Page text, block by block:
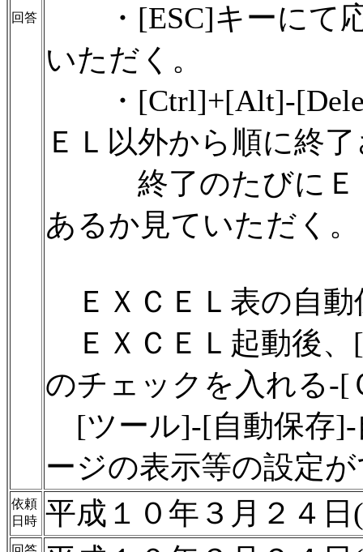
回答
・[ESC]キーにて応
いただく。
・[Ctrl]+[Alt]-
ＥＬ以外から順に終
終了のたびにＥＸ
あるか見ていただく。
ＥＸＣＥＬ表の自動
ＥＸＣＥＬ起動後
のチェックを入れる-[
[ツール]-[自動保存]-
ージの表示等の設定
依頼
日時 平成１０年３月２４日